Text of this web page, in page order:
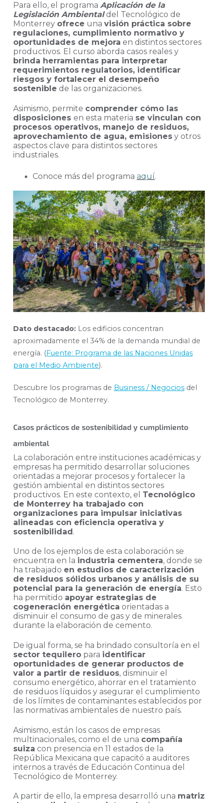
Para ello, el programa Aplicación de la
Legislación Ambientaldel Tecnológico de
Monterrey ofrece una visión práctica sobre
regulaciones, cumplimiento normativo y
oportunidades de mejora en distintos sectores
productivos. El curso aborda casos reales y
brinda herramientas para interpretar
requerimientos regulatorios, identificar
riesgos y fortalecer el desempeño
sostenible de las organizaciones.
Asimismo, permite comprender cómo las
disposiciones en esta materia se vinculan con
procesos operativos, manejo de residuos,
aprovechamiento de agua, emisiones y otros
aspectos clave para distintos sectores
industriales.
Conoce más del programa aquí.
Dato destacado: Los edificios concentran
aproximadamente el 34% de la demanda mundial de
energía. (Fuente: Programa de las Naciones Unidas
para el Medio Ambiente).
Descubre los programas de Business / Negocios del
Tecnológico de Monterrey.
Casos prácticos de sostenibilidad y cumplimiento
ambiental
La colaboración entre instituciones académicas y
empresas ha permitido desarrollar soluciones
orientadas a mejorar procesos y fortalecer la
gestión ambiental en distintos sectores
productivos. En este contexto, el Tecnológico
de Monterrey ha trabajado con
organizaciones para impulsar iniciativas
alineadas con eficiencia operativa y
sostenibilidad.
Uno de los ejemplos de esta colaboración se
encuentra en la industria cementera, donde se
ha trabajado en estudios de caracterización
de residuos sólidos urbanos y análisis de su
potencial para la generación de energía. Esto
ha permitido apoyar estrategias de
cogeneración energética orientadas a
disminuir el consumo de gas y de minerales
durante la elaboración de cemento.
De igual forma, se ha brindado consultoría en el
sector tequilero para identificar
oportunidades de generar productos de
valor a partir de residuos, disminuir el
consumo energético, ahorrar en el tratamiento
de residuos líquidos y asegurar el cumplimiento
de los límites de contaminantes establecidos por
las normativas ambientales de nuestro país.
Asimismo, están los casos de empresas
multinacionales, como el de una compañía
suiza con presencia en 11 estados de la
República Mexicana que capacitó a auditores
internos a través de Educación Continua del
Tecnológico de Monterrey.
A partir de ello, la empresa desarrolló una matriz